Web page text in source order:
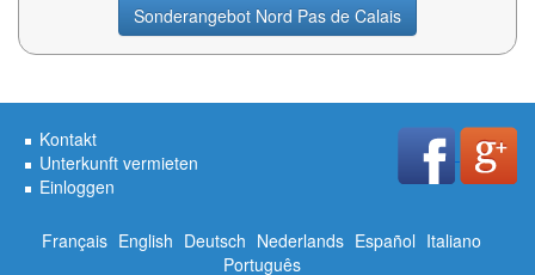
Sonderangebot Nord Pas de Calais
Kontakt
Unterkunft vermieten
Einloggen
Français English Deutsch Nederlands Español Italiano
Português